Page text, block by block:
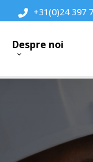
+31(0)24 397
Despre noi